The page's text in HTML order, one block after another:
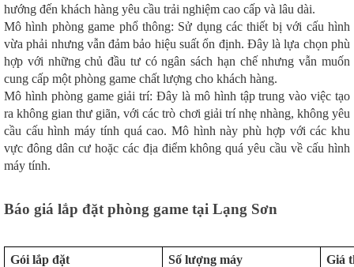
hướng đến khách hàng yêu cầu trải nghiệm cao cấp và lâu dài.
Mô hình phòng game phổ thông: Sử dụng các thiết bị với cấu hình
vừa phải nhưng vẫn đảm bảo hiệu suất ổn định. Đây là lựa chọn phù
hợp với những chủ đầu tư có ngân sách hạn chế nhưng vẫn muốn
cung cấp một phòng game chất lượng cho khách hàng.
Mô hình phòng game giải trí: Đây là mô hình tập trung vào việc tạo
ra không gian thư giãn, với các trò chơi giải trí nhẹ nhàng, không yêu
cầu cấu hình máy tính quá cao. Mô hình này phù hợp với các khu
vực đông dân cư hoặc các địa điểm không quá yêu cầu về cấu hình
máy tính.
Báo giá lắp đặt phòng game tại Lạng Sơn
Gói lắp đặt Số lượng máy
Giá